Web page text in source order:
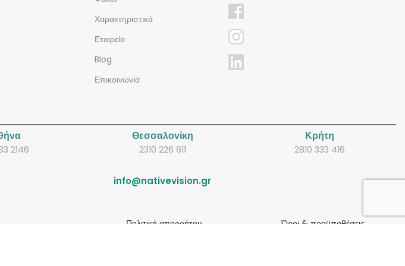
Χαρακτηριστικά
Εταιρεία
Blog
Επικοινωνία
2146
Θεσσαλονίκη
2310 226 611
info@nativevision.gr
Κρήτη
2810 333 416
Πολιτική απορρήτου Όροι & προϋποθέσεις